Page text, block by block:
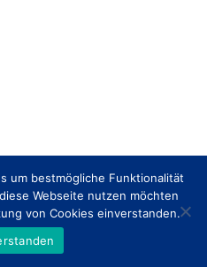
um bestmögliche Funktionalität
Webseite nutzen möchten
von Cookies einverstanden.